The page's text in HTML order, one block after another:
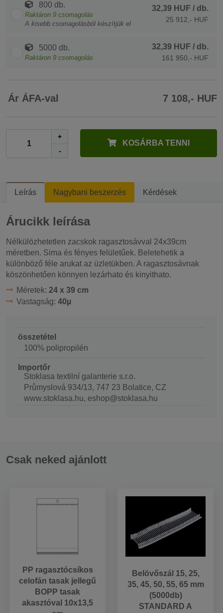
800 db.
Raktáron 9 csomagolás
A kisebb csomagolásból készítjük el
32,39 HUF / db.
25 912,- HUF
5000 db.
Raktáron 9 csomagolás
32,39 HUF / db.
161 950,- HUF
Ár ÁFA-val 7 108,- HUF
+
-
KOSÁRBA TENNI
Leírás Nagybani beszerzés Kérdések
Árucikk leírása
Nélkülözhetetlen zacskok ragasztosávval 24x39cm
méretben. Sima és fényes felületűek. Beletehetik a
különböző féle arukat az üzletükben. A ragasztosávnak
köszönhetően könnyen lezárhato és kinyithato.
Méretek: 24 x 39 cm
Vastagság: 40µ
összetétel
100% polipropilén
Importőr
Stoklasa textilní galanterie s.r.o.
Průmyslová 934/13, 747 23 Bolatice, CZ
www.stoklasa.hu, eshop@stoklasa.hu
Csak neked ajánlott
PP ragasztócsíkos
celofán tasak jellegű
BOPP tasak
akasztóval 10x13,5
Belövőszál 15, 25,
35, 45, 50, 55, 65 mm
(5000db)
STANDARD A